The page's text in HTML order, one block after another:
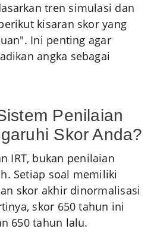
tren simulasi dan
kisaran skor yang
Ini penting agar
angka sebagai
Penilaian
Skor Anda?
IRT, bukan penilaian
Setiap soal memiliki
skor akhir dinormalisasi
skor 650 tahun ini
650 tahun lalu.